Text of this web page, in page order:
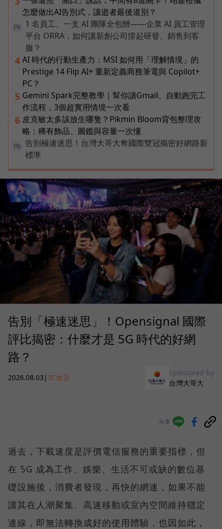
怎麼做出AI告別式，讓逝者最後道別？
PR
1 名員工、一支 AI 團隊全包辦——企業 AI 員工管理
平台 ORRA，如何讓新創公司撐起研發、銷售到客
服？
4 AI 時代的行動生產力：MSI 如何用「理解情境」的
Prestige 14 Flip AI+ 重新定義商務筆電與 Copilot+
PC？
5 Gemini Spark完整教學｜幫你讀Gmail、自動跑完工
作流程，3個超實用情境一次看
6 皮克敏太多該放生哪隻？Pikmin Bloom背包整理攻
略：稀有飾品、圖鑑與容量一次懂
PR
告別極速迷思！台灣大哥大奪國際雙冠揭密好網路新
標準
告別「極速迷思」！Opensignal 國際
評比揭密：什麼才是 5G 時代的好網
路？
2026.08.03 | 3C生活
sponsored by
台灣大哥大
分享
過去，下載速度是評價電信服務的重要指標，但
在 5G 成為工作、娛樂、生活不可或缺的數位基
礎設施後，消費者發現，再快的網速，如果不能
讓其在人潮聚集、高速移動或室內空間維持穩定
連線，即無法轉換成好的使用體驗，也因如此，